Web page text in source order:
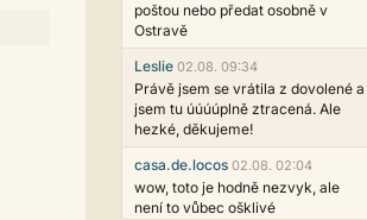
poštou nebo předat osobně v
Ostravě
Leslie 02.08. 09:34
Právě jsem se vrátila z dovolené a
jsem tu úúúúplně ztracená. Ale
hezké, děkujeme!
casa.de.locos 02.08. 02:04
wow, toto je hodně nezvyk, ale
není to vůbec ošklivé